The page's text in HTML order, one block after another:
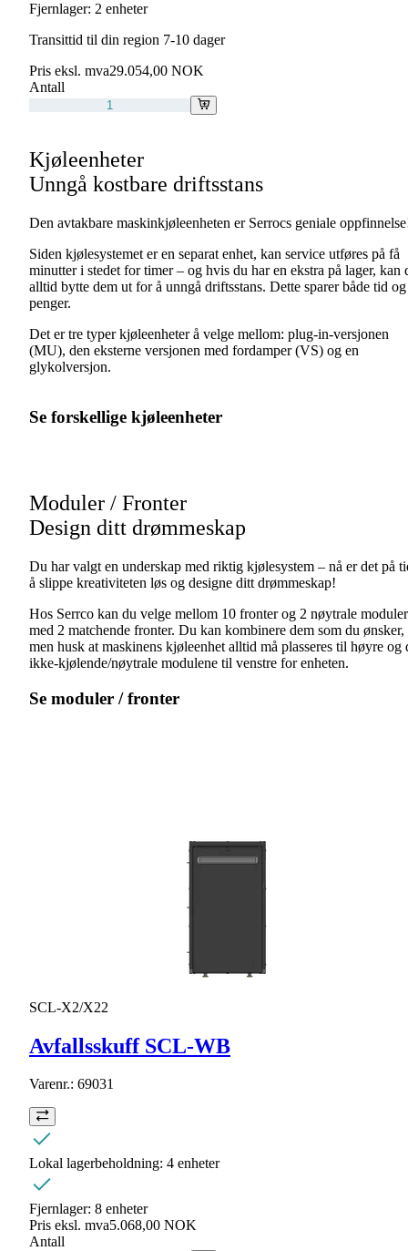
Fjernlager: 2 enheter
Transittid til din region 7-10 dager
Pris eksl. mva29.054,00 NOK
Antall
Kjøleenheter
Unngå kostbare driftsstans
Den avtakbare maskinkjøleenheten er Serrocs geniale
Siden kjølesystemet er en separat enhet, kan service utføres på få
minutter i stedet for timer – og hvis du har en ekstra på lager, kan
alltid bytte dem ut for å unngå driftsstans. Dette sparer både tid og
penger.
Det er tre typer kjøleenheter å velge mellom: plug-in-versjonen
(MU), den eksterne versjonen med fordamper (VS) og en
glykolversjon.
Se forskellige kjøleenheter
Moduler / Fronter
Design ditt drømmeskap
Du har valgt en underskap med riktig kjølesystem – nå er det på
å slippe kreativiteten løs og designe ditt drømmeskap!
Hos Serrco kan du velge mellom 10 fronter og 2 nøytrale moduler
med 2 matchende fronter. Du kan kombinere dem som du ønsker,
men husk at maskinens kjøleenhet alltid må plasseres til høyre og
ikke-kjølende/nøytrale modulene til venstre for enheten.
Se moduler / fronter
SCL-X2/X22
Avfallsskuff SCL-WB
Varenr.: 69031
Lokal lagerbeholdning: 4 enheter
Fjernlager: 8 enheter
Pris eksl. mva5.068,00 NOK
Antall